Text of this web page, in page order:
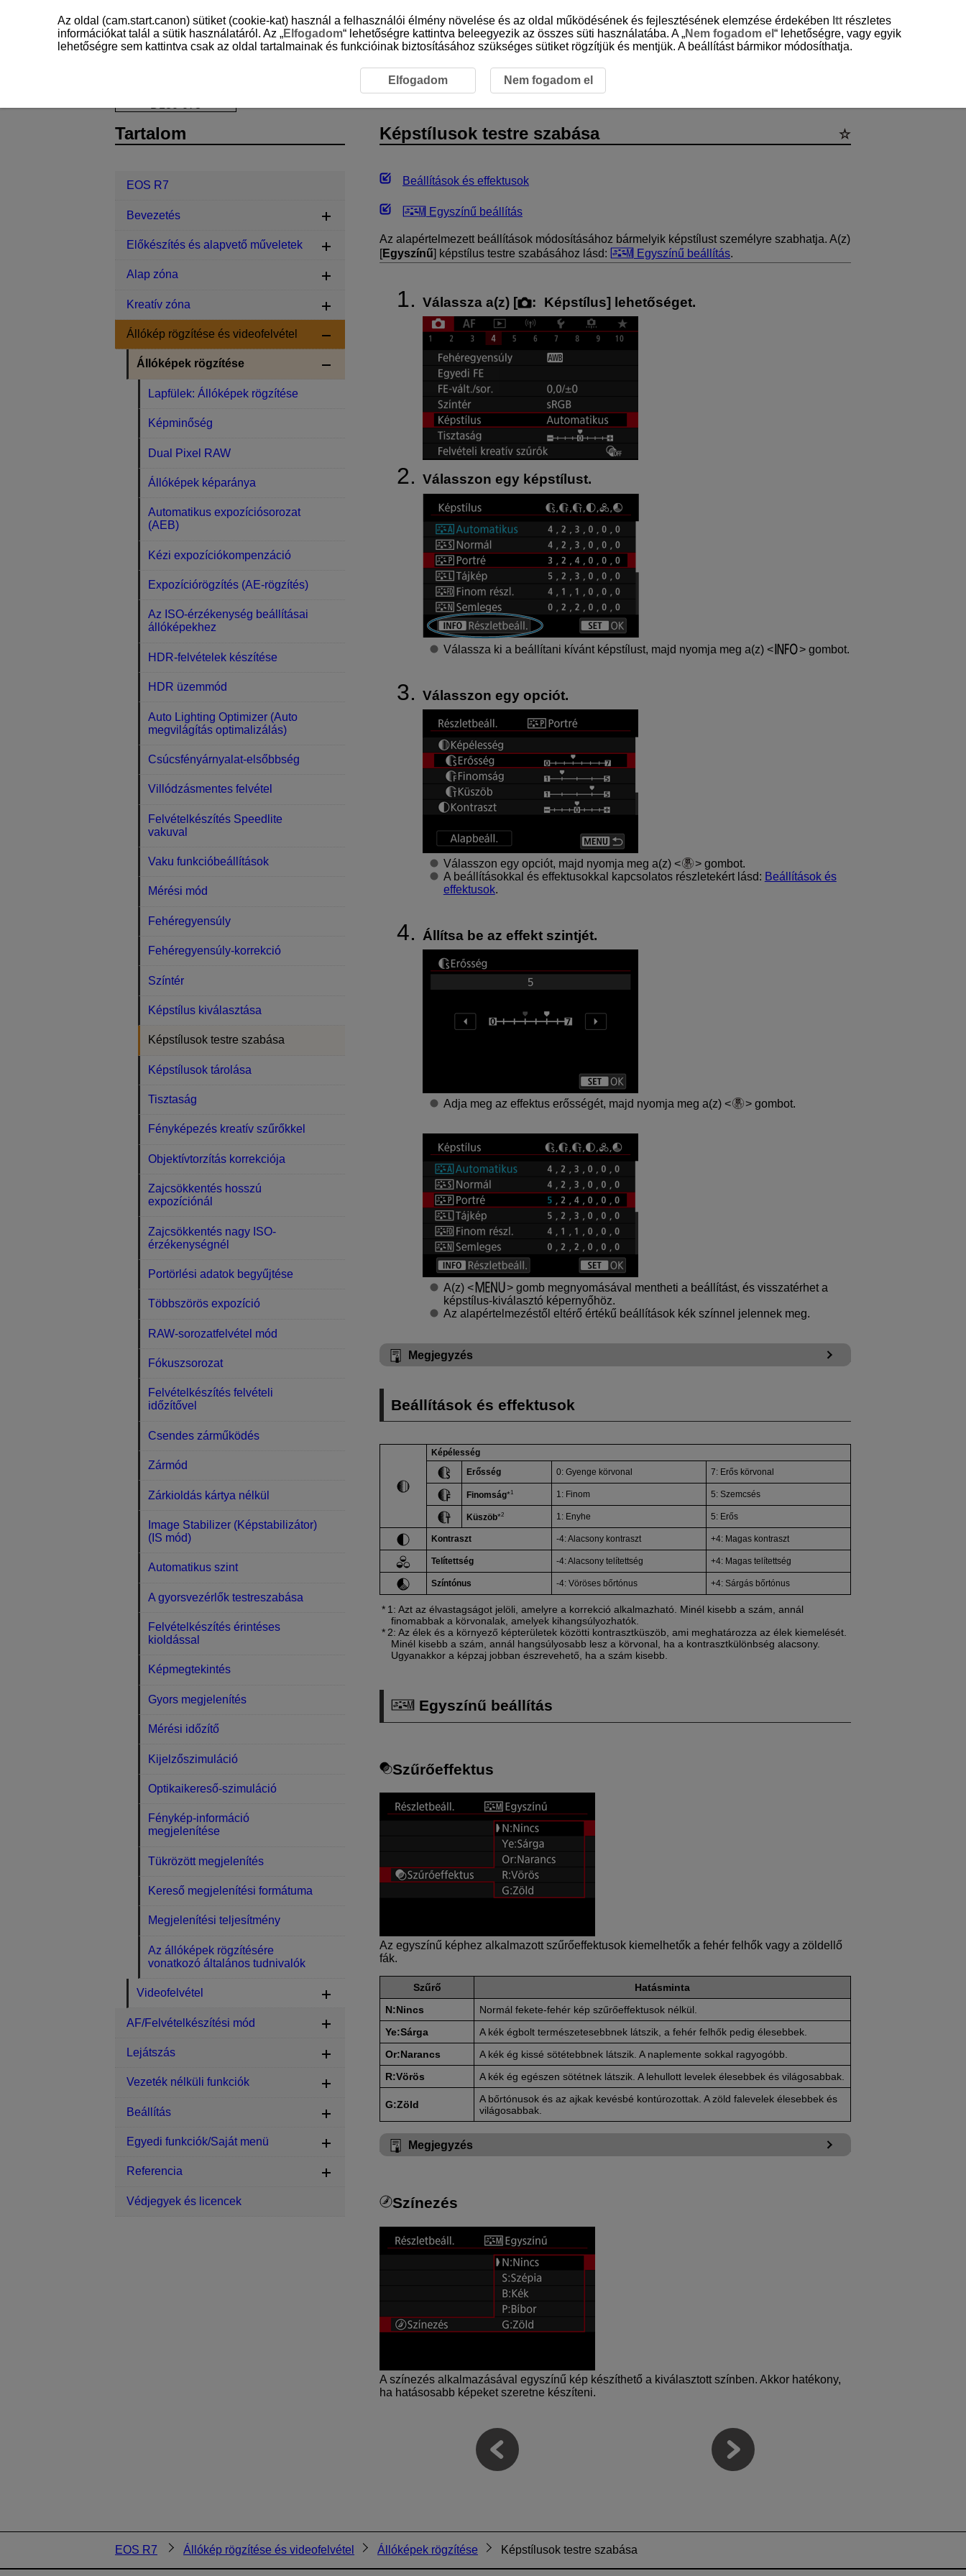
Állóképek rögzítése Képstílusok testre szabása
Képstílusok testre szabása
Beállítások és effektusok
Egyszínű beállítás
Az alapértelmezett beállítások módosításához bármelyik képstílust személyre szabhatja. A(z)
[Egyszínű] képstílus testre szabásához lásd: Egyszínű beállítás.
Válassza a(z) [ : Képstílus] lehetőséget.
Válasszon egy képstílust.
Válassza ki a beállítani kívánt képstílust, majd nyomja meg a(z) gombot.
Válasszon egy opciót.
Válasszon egy opciót, majd nyomja meg a(z)
gombot.
A beállításokkal és effektusokkal kapcsolatos részletekért lásd: Beállítások és
effektusok.
Állítsa be az effekt szintjét.
Adja meg az effektus erősségét, majd nyomja meg a(z) gombot.
A(z)
gomb megnyomásával mentheti a beállítást, és visszatérhet a
képstílus-kiválasztó képernyőhöz.
Az alapértelmezéstől eltérő értékű beállítások kék színnel jelennek meg.
Megjegyzés
Beállítások és effektusok
Képélesség
Erősség 0: Gyenge körvonal 7: Erős körvonal
Finomság*1 1: Finom 5: Szemcsés
Küszöb*2 1: Enyhe 5: Erős
Kontraszt -4: Alacsony kontraszt +4: Magas kontraszt
Telítettség -4: Alacsony telítettség +4: Magas telítettség
Színtónus -4: Vöröses bőrtónus +4: Sárgás bőrtónus
1: Azt az élvastagságot jelöli, amelyre a korrekció alkalmazható. Minél kisebb a szám, annál
finomabbak a körvonalak, amelyek kihangsúlyozhatók.
2: Az élek és a környező képterületek közötti kontrasztküszöb, ami meghatározza az élek kiemelését.
Minél kisebb a szám, annál hangsúlyosabb lesz a körvonal, ha a kontrasztkülönbség alacsony.
Ugyanakkor a képzaj jobban észrevehető, ha a szám kisebb.
Egyszínű beállítás
Szűrőeffektus
Az egyszínű képhez alkalmazott szűrőeffektusok kiemelhetők a fehér felhők vagy a zöldellő
fák.
Szűrő
Hatásminta
N:Nincs
Normál fekete-fehér kép szűrőeffektusok nélkül.
Ye:Sárga
A kék égbolt természetesebbnek látszik, a fehér felhők pedig élesebbek.
Or:Narancs
A kék ég kissé sötétebbnek látszik. A naplemente sokkal ragyogóbb.
R:Vörös
A kék ég egészen sötétnek látszik. A lehullott levelek élesebbek és világosabbak.
G:Zöld
A bőrtónusok és az ajkak kevésbé kontúrozottak. A zöld falevelek élesebbek és
világosabbak.
Megjegyzés
Színezés
A színezés alkalmazásával egyszínű kép készíthető a kiválasztott színben. Akkor hatékony,
ha hatásosabb képeket szeretne készíteni.
Tartalom
EOS R7
Bevezetés
Előkészítés és alapvető műveletek
Alap zóna
Kreatív zóna
Állókép rögzítése és videofelvétel
Állóképek rögzítése
Lapfülek: Állóképek rögzítése
Képminőség
Dual Pixel RAW
Állóképek képaránya
Automatikus expozíciósorozat
(AEB)
Kézi expozíciókompenzáció
Expozíciórögzítés (AE-rögzítés)
Az ISO-érzékenység beállításai
állóképekhez
HDR-felvételek készítése
HDR üzemmód
Auto Lighting Optimizer (Auto
megvilágítás optimalizálás)
Csúcsfényárnyalat-elsőbbség
Villódzásmentes felvétel
Felvételkészítés Speedlite
vakuval
Vaku funkcióbeállítások
Mérési mód
Fehéregyensúly
Fehéregyensúly-korrekció
Színtér
Képstílus kiválasztása
Képstílusok testre szabása
Képstílusok tárolása
Tisztaság
Fényképezés kreatív szűrőkkel
Objektívtorzítás korrekciója
Zajcsökkentés hosszú
expozíciónál
Zajcsökkentés nagy ISO-
érzékenységnél
Portörlési adatok begyűjtése
Többszörös expozíció
RAW-sorozatfelvétel mód
Fókuszsorozat
Felvételkészítés felvételi
időzítővel
Csendes zárműködés
Zármód
Zárkioldás kártya nélkül
Image Stabilizer (Képstabilizátor)
(IS mód)
Automatikus szint
A gyorsvezérlők testreszabása
Felvételkészítés érintéses
kioldással
Képmegtekintés
Gyors megjelenítés
Mérési időzítő
Kijelzőszimuláció
Optikaikereső-szimuláció
Fénykép-információ
megjelenítése
Tükrözött megjelenítés
Kereső megjelenítési formátuma
Megjelenítési teljesítmény
Az állóképek rögzítésére
vonatkozó általános tudnivalók
Videofelvétel
AF/Felvételkészítési mód
Lejátszás
Vezeték nélküli funkciók
Beállítás
Egyedi funkciók/Saját menü
Referencia
Védjegyek és licencek
EOS R7 Állókép rögzítése és videofelvétel Állóképek rögzítése Képstílusok testre szabása
Az oldal (cam.start.canon) sütiket (cookie-kat) használ a felhasználói élmény növelése és az oldal működésének és fejlesztésének elemzése érdekében Itt részletes
információkat talál a sütik használatáról. Az „Elfogadom“ lehetőségre kattintva beleegyezik az összes süti használatába. A „Nem fogadom el “ lehetőségre, vagy egyik
lehetőségre sem kattintva csak az oldal tartalmainak és funkcióinak biztosításához szükséges sütiket rögzítjük és mentjük. A beállítást bármikor módosíthatja.
Elfogadom Nem fogadom el